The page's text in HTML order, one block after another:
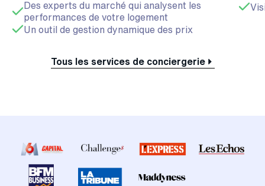
Des experts du marché qui analysent les
performances de votre logement
Un outil de gestion dynamique des prix
Tous les services de conciergerie